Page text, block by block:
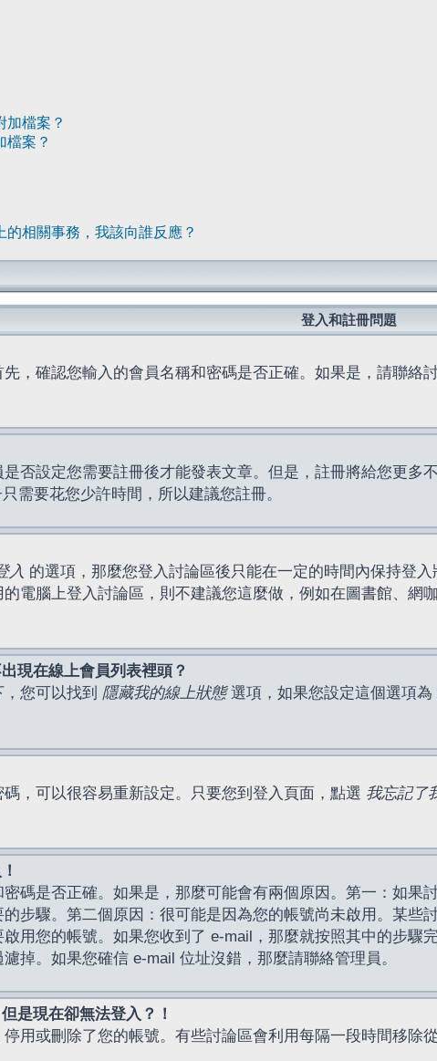
加檔案？
檔案？
相關事務，我該向誰反應？
登入和註冊問題
，確認您輸入的會員名稱和密碼是否正確。如果是，請聯
否設定您需要註冊後才能發表文章。但是，註冊將給您更多
需要花您少許時間，所以建議您註冊。
入 的選項，那麼您登入討論區後只能在一定的時間內保持登
電腦上登入討論區，則不建議您這麼做，例如在圖書館、
現在線上會員列表裡頭？
您可以找到 隱藏我的線上狀態選項，如果您設定這個選項為
，可以很容易重新設定。只要您到登入頁面，點選 我忘記了
碼是否正確。如果是，那麼可能會有兩個原因。第一：如果
步驟。第二個原因：很可能是因為您的帳號尚未啟用。某
用您的帳號。如果您收到了 e-mail，那麼就按照其中的步
掉。如果您確信 e-mail 位址沒錯，那麼請聯絡管理員。
是現在卻無法登入？！
用或刪除了您的帳號。有些討論區會利用每隔一段時間移